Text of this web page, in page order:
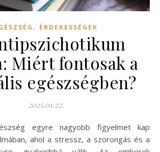
, ÉRDEKESSÉGEK
Miért fontosak a
egészségben?
2025.01.22.
ahol a stressz, a szorongás és a